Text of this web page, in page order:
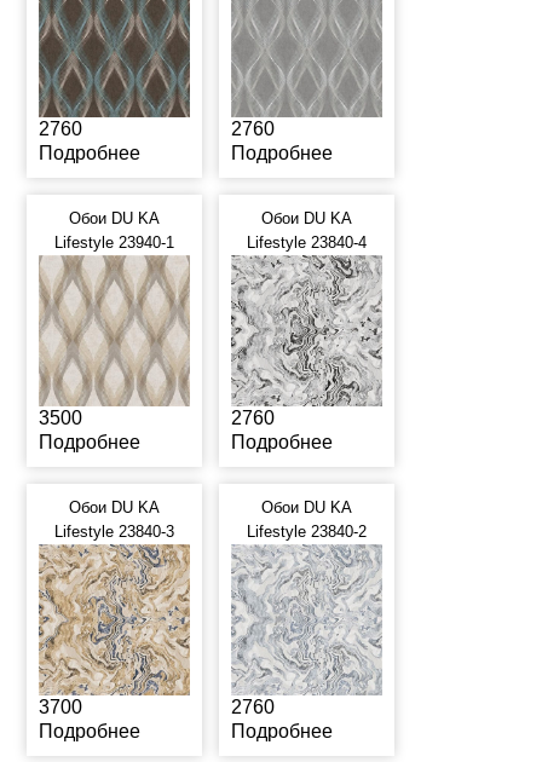
2760
Подробнее
2760
Подробнее
Обои DU KA
Lifestyle 23940-1
3500
Подробнее
Обои DU KA
Lifestyle 23840-4
2760
Подробнее
Обои DU KA
Lifestyle 23840-3
3700
Подробнее
Обои DU KA
Lifestyle 23840-2
2760
Подробнее